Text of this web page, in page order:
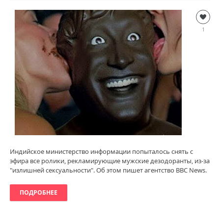
Безумный
мир
loginvovchyk
0
1
Индийское министерство информации попыталось снять с
эфира все ролики, рекламирующие мужские дезодоранты, из-за
"излишней сексуальности". Об этом пишет агентство BBC News.
ПОДРОБНЕЕ